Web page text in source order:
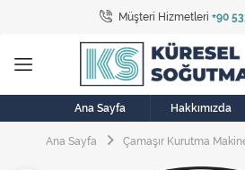
Müşteri Hizmetleri +90
Tüm
Bulaşık Makinesi
Buzdolabı
Çamaşır
Ana Sayfa Hakkımızda
Ana Sayfa Çamaşır Kurutma